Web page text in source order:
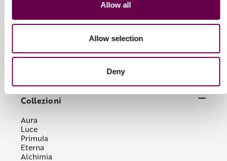
Allow all
Allow selection
Deny
Gioielli
Orecchini
Collezioni
Aura
Luce
Primula
Eterna
Alchimia